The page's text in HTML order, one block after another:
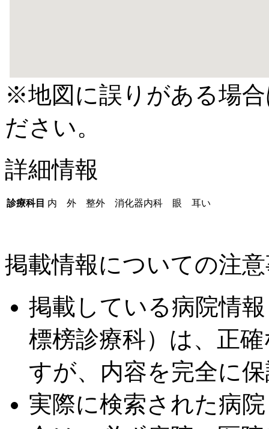
※地図に誤りがある場
ださい。
詳細情報
診療科目 内 外 整外 消化器内科 眼 耳い
掲載情報についての注
掲載している病院情
標榜診療科）は、正
すが、内容を完全に
実際に検索された病